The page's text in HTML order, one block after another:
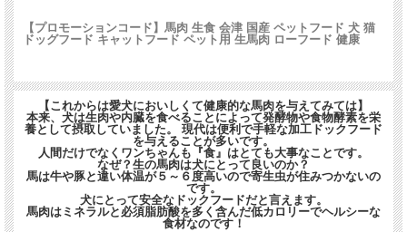
【嗜好性抜群】
全体食として馬の赤身肉・内蔵類・骨などをバランス良
くミックスした「馬肉パーフェクト」のレトルトパック
です。
当店の「馬肉パーフェクト」に使用している素材をその
まま使用しており、勿論保存料などの添加物は一切加え
【プロモーションコード】馬肉 生食 会津 国産 ペットフード 犬 猫
ドッグフード キャットフード ペット用 生馬肉 ローフード 健康
【これからは愛犬においしくて健康的な馬肉を与えてみては】
本来、犬は生肉や内臓を食べることによって発酵物や食物酵素を栄
養として摂取していました。 現代は便利で手軽な加工ドックフード
を与えることが多いです。
人間だけでなくワンちゃんも『食』はとても大事なことです。
なぜ？生の馬肉は犬にとって良いのか？
馬は牛や豚と違い体温が５～６度高いので寄生虫が住みつかないの
です。
犬にとって安全なドックフードだと言えます。
馬肉はミネラルと必須脂肪酸を多く含んだ低カロリーでヘルシーな
食材なのです！